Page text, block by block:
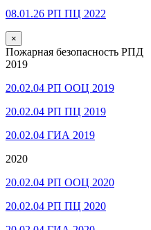
08.01.26 РП ПЦ 2022
×
Пожарная безопасность РПД
2019
20.02.04 РП ООЦ 2019
20.02.04 РП ПЦ 2019
20.02.04 ГИА 2019
2020
20.02.04 РП ООЦ 2020
20.02.04 РП ПЦ 2020